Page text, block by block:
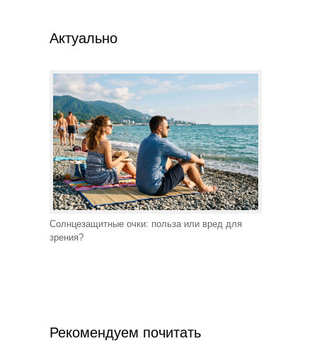
Актуально
Солнцезащитные очки: польза или вред для
зрения?
Рекомендуем почитать